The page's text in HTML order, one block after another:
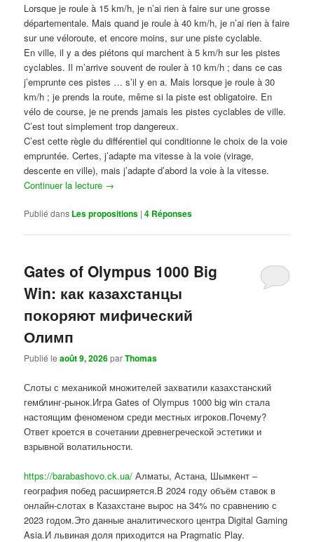
Lorsque je roule à 15 km/h, je n’ai rien à faire sur une grosse
départementale. Mais quand je roule à 40 km/h, je n’ai rien à faire
sur une véloroute, et encore moins, sur une piste cyclable.
En ville, il y a des piétons qui marchent à 5 km/h sur les pistes
cyclables. Il m’arrive souvent de rouler à 10 km/h ; dans ce cas
j’emprunte ces pistes … s’il y en a. Mais lorsque je roule à 30
km/h ; je prends la route, même si la piste est obligatoire. En
vélo de course, je ne prends jamais les pistes cyclables de ville.
C’est tout simplement trop dangereux.
C’est cette règle du différentiel qui conditionne le choix de la voie
empruntée. Certes, j’adapte ma vitesse à la voie (virage,
descente en ville), mais j’adapte d’abord la voie à la vitesse.
Continuer la lecture →
Publié dans Les propositions |4 Réponses
Gates of Olympus 1000 Big
Win: как казахстанцы
покоряют мифический
Олимп
Publié leaoût 9, 2026parThomas
Слоты с механикой множителей захватили казахстанский
гемблинг-рынок.Игра Gates of Olympus 1000 big win стала
настоящим феноменом среди местных игроков.Почему?
Ответ кроется в сочетании древнегреческой эстетики и
взрывной волатильности.
https://barabashovo.ck.ua/ Алматы, Астана, Шымкент –
география побед расширяется.В 2024 году объём ставок в
онлайн-слотах в Казахстане вырос на 34% по сравнению с
2023 годом.Это данные аналитического центра Digital Gaming
Asia.И львиная доля приходится на Pragmatic Play.